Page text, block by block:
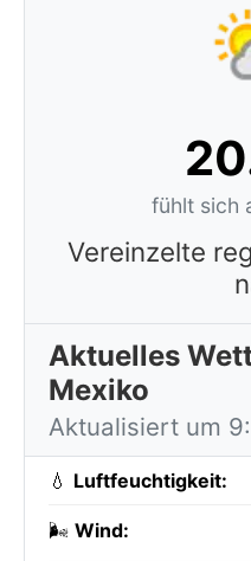
fühlt sich
Vereinzelte
Aktuelles
Mexiko
Aktualisiert um
💧 Luftfeuchtigkeit:
🌬️ Wind: